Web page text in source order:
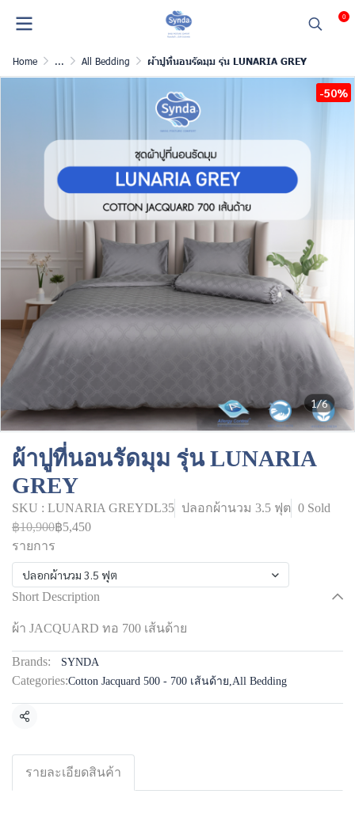
0
Home ... All Bedding ผ้าปูที่นอนรัดมุม รุ่น LUNARIA GREY
1/6
-50%
ผ้าปูที่นอนรัดมุม รุ่น LUNARIA
GREY
SKU : LUNARIA GREYDL35 ปลอกผ้านวม 3.5 ฟุต 0 Sold
฿10,900฿5,450
รายการ
ปลอกผ้านวม 3.5 ฟุต
Short Description
ผ้า JACQUARD ทอ 700 เส้นด้าย
Brands: SYNDA
Categories:Cotton Jacquard 500 - 700 เส้นด้าย,All Bedding
Share
รายละเอียดสินค้า